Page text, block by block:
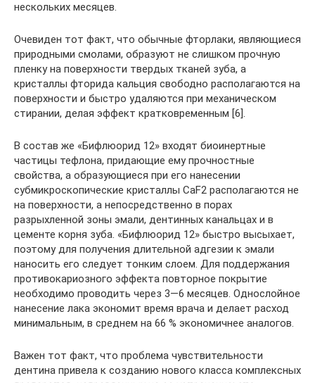
нескольких месяцев.
Очевиден тот факт, что обычные фторлаки, являющиеся
природными смолами, образуют не слишком прочную
пленку на поверхности твердых тканей зуба, а
кристаллы фторида кальция свободно располагаются на
поверхности и быстро удаляются при механическом
стирании, делая эффект кратковременным [6].
В состав же «Бифлюорид 12» входят биоинертные
частицы тефлона, придающие ему прочностные
свойства, а образующиеся при его нанесении
субмикроскопические кристаллы CaF2 располагаются не
на поверхности, а непосредственно в порах
разрыхленной зоны эмали, дентинных канальцах и в
цементе корня зуба. «Бифлюорид 12» быстро высыхает,
поэтому для получения длительной адгезии к эмали
наносить его следует тонким слоем. Для поддержания
противокариозного эффекта повторное покрытие
необходимо проводить через 3—6 месяцев. Однослойное
нанесение лака экономит время врача и делает расход
минимальным, в среднем на 66 % экономичнее аналогов.
Важен тот факт, что проблема чувствительности
дентина привела к созданию нового класса комплексных